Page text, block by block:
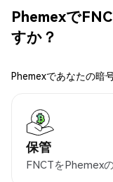
Phemexで
すか？
Phemexであなたの暗
保管
FNCTをPhemex